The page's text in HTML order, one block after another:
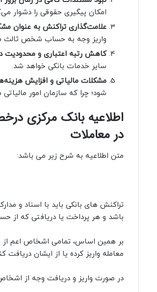
امکان پیگیری حقوقی را دشوار
علامت‌گذاری تراکنش به عنوان
واریز وجه به حساب شخص ثالث
کاهش رتبه اعتباری و محدودیت
سایر خدمات بانکی خواهد شد.
مشکلات مالیاتی و افزایش
شود؛ چرا که سازمان امور
اطلاعیه بانک مرکزی
در معاملات
متن اطلاعیه به شرح زیر می باشد:
تراکنش های بانکی باید با اسناد و
باشد و هر پرداخت یا دریافتی که
بر همین اساس، تمامی اشخاص اعم از
معامله واریز کرده یا از ایشان دریافت
در صورت واریز و دریافت وجه از